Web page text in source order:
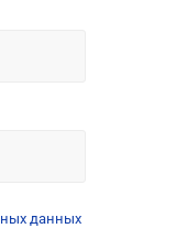
данных